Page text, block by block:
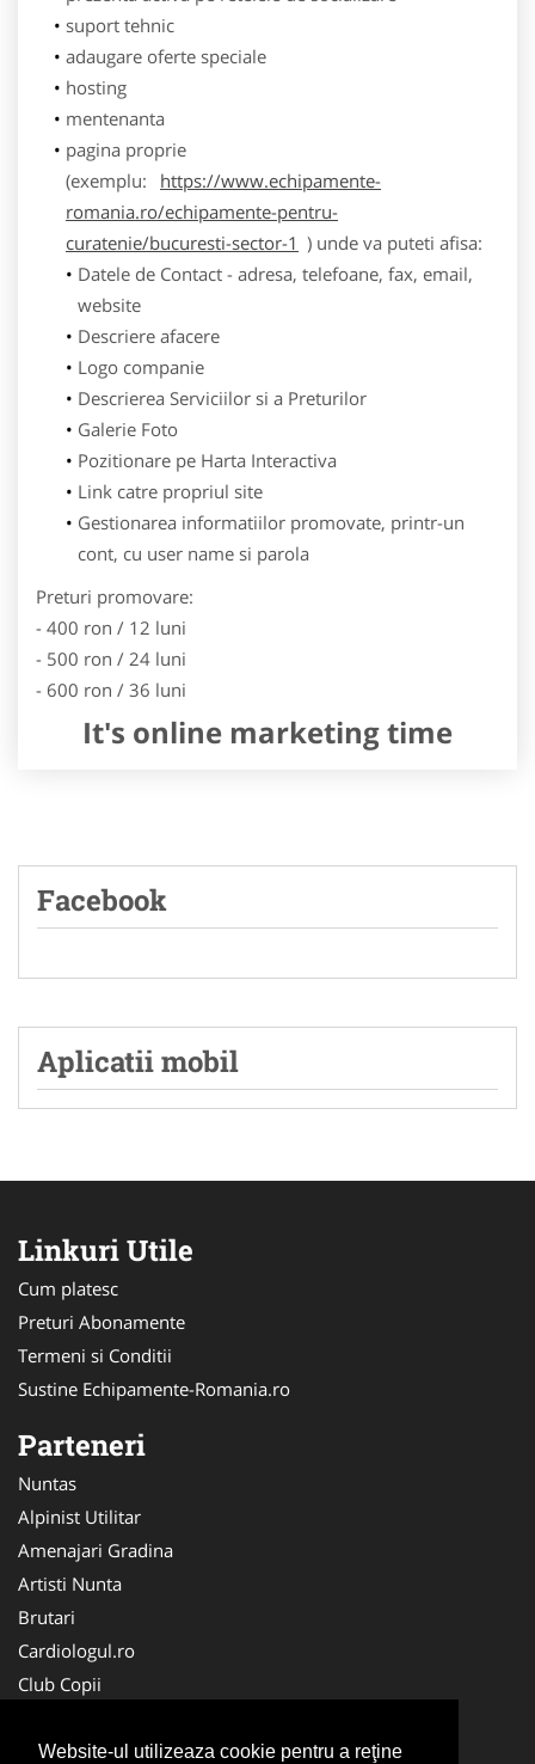
Website-ul utilizeaza cookie pentru a reţine
suport tehnic
adaugare oferte speciale
hosting
mentenanta
pagina proprie
(exemplu:
https://www.echipamente-
romania.ro/echipamente-pentru-
curatenie/bucuresti-sector-1 ) unde va puteti afisa:
Datele de Contact - adresa, telefoane, fax, email,
website
Descriere afacere
Logo companie
Descrierea Serviciilor si a Preturilor
Galerie Foto
Pozitionare pe Harta Interactiva
Link catre propriul site
Gestionarea informatiilor promovate, printr-un
cont, cu user name si parola
Preturi promovare:
- 400 ron / 12 luni
- 500 ron / 24 luni
- 600 ron / 36 luni
It's online marketing time
Facebook
Aplicatii mobil
Linkuri Utile
Cum platesc
Preturi Abonamente
Termeni si Conditii
Sustine Echipamente-Romania.ro
Parteneri
Nuntas
Alpinist Utilitar
Amenajari Gradina
Artisti Nunta
Brutari
Cardiologul.ro
Club Copii
Ambalaje Romania